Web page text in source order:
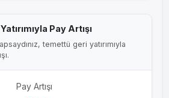
Pay Artışı
temettü geri yatırımıyla
Pay Artışı